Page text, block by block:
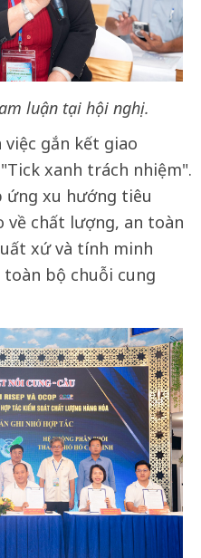
luận tại hội nghị.
việc gắn kết giao
xanh trách nhiệm".
ứng xu hướng tiêu
về chất lượng, an toàn
xứ và tính minh
bộ chuỗi cung